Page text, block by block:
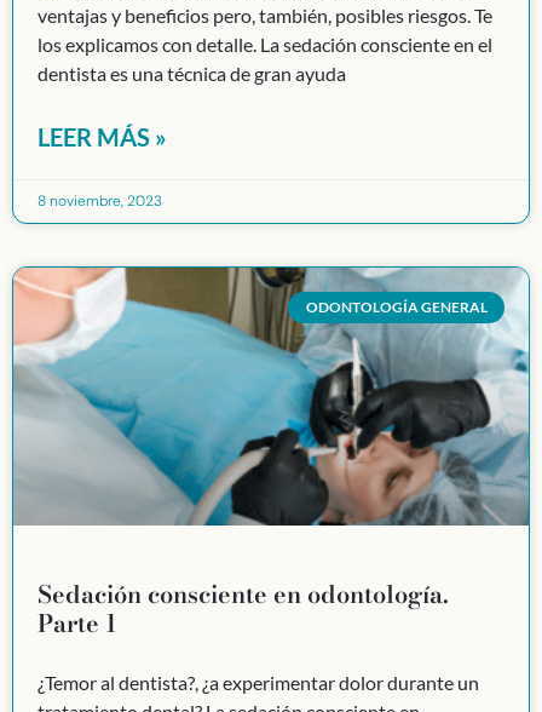
ventajas y beneficios pero, también, posibles riesgos. Te
los explicamos con detalle. La sedación consciente en el
dentista es una técnica de gran ayuda
LEER MÁS »
8 noviembre, 2023
ODONTOLOGÍA GENERAL
Sedación consciente en odontología.
Parte 1
¿Temor al dentista?, ¿a experimentar dolor durante un